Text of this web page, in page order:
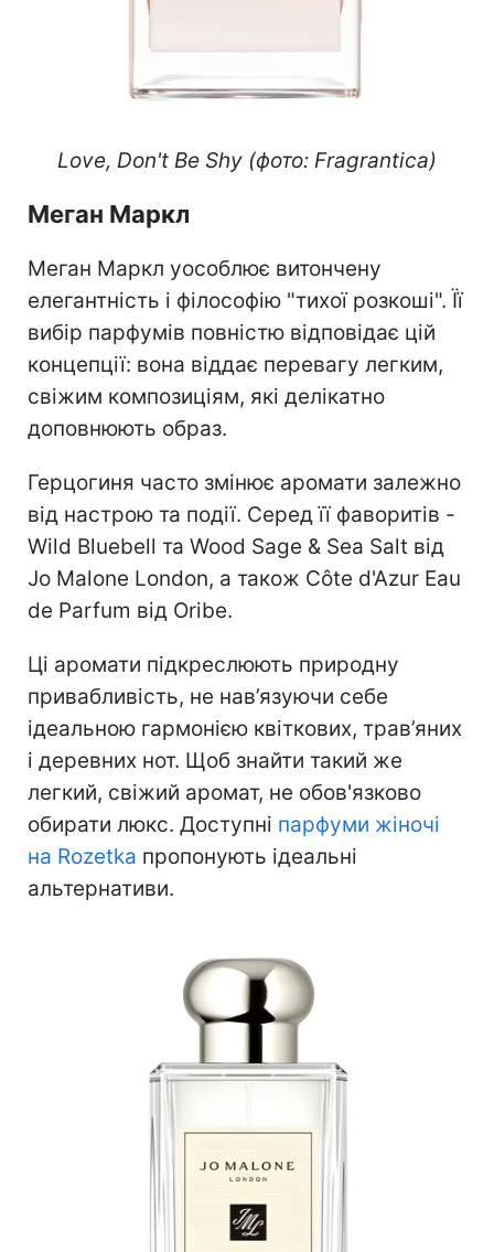
Love, Don't Be Shy (фото: Fragrantica)
Меган Маркл
Меган Маркл уособлює витончену
елегантність і філософію "тихої розкоші". Її
вибір парфумів повністю відповідає цій
концепції: вона віддає перевагу легким,
свіжим композиціям, які делікатно
доповнюють образ.
Герцогиня часто змінює аромати залежно
від настрою та події. Серед її фаворитів -
Wild Bluebell та Wood Sage & Sea Salt від
Jo Malone London, а також Côte d'Azur Eau
de Parfum від Oribe.
Ці аромати підкреслюють природну
привабливість, не нав’язуючи себе
ідеальною гармонією квіткових, трав’яних
і деревних нот. Щоб знайти такий же
легкий, свіжий аромат, не обов'язково
обирати люкс. Доступні парфуми жіночі
на Rozetka пропонують ідеальні
альтернативи.